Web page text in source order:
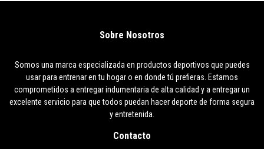
Sobre Nosotros
Somos una marca especializada en productos deportivos que puedes
usar para entrenar en tu hogar o en donde tú prefieras. Estamos
comprometidos a entregar indumentaria de alta calidad y a entregar un
excelente servicio para que todos puedan hacer deporte de forma segura
y entretenida.
Contacto